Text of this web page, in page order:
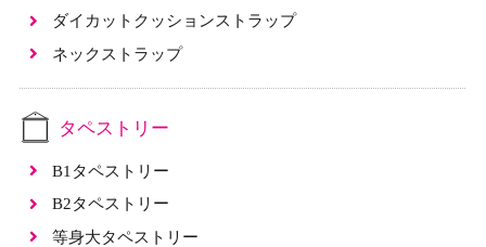
ダイカットクッションストラップ
ネックストラップ
タペストリー
B1タペストリー
B2タペストリー
等身大タペストリー